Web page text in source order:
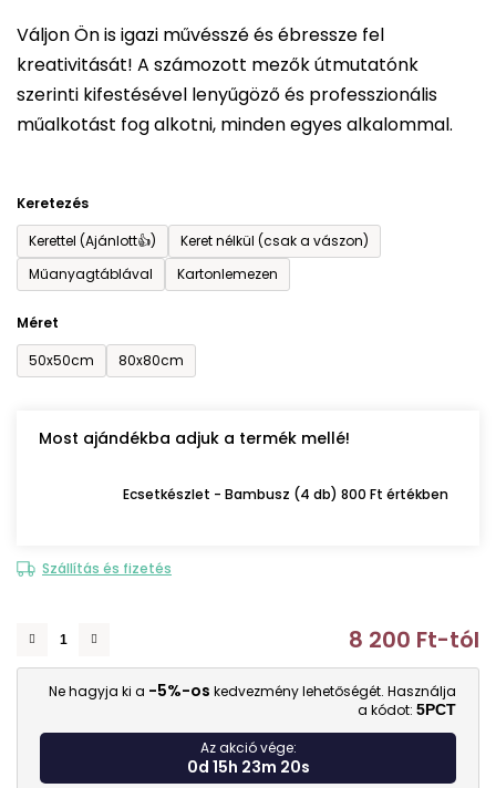
Váljon Ön is igazi művésszé és ébressze fel
kreativitását! A számozott mezők útmutatónk
szerinti kifestésével lenyűgöző és professzionális
műalkotást fog alkotni, minden egyes alkalommal.
Keretezés
Kerettel (Ajánlott👍)
Keret nélkül (csak a vászon)
Műanyagtáblával
Kartonlemezen
Méret
50x50cm
80x80cm
Most ajándékba adjuk a termék mellé!
Ecsetkészlet - Bambusz (4 db) 800 Ft értékben
Szállítás és fizetés
8 200 Ft-tól
Ne hagyja ki a -5%-os kedvezmény lehetőségét. Használja
a kódot: 5PCT
Az akció vége:
0d 15h 23m 19s
ből
0,0
csillag.